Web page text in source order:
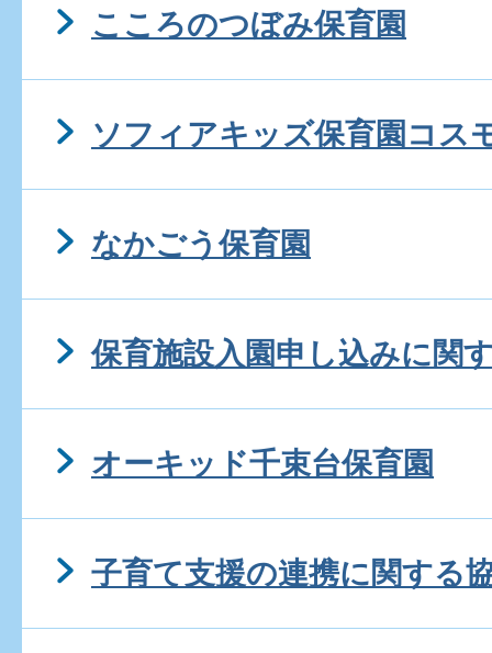
こころのつぼみ保育園
ソフィアキッズ保育園コス
なかごう保育園
保育施設入園申し込みに関
オーキッド千束台保育園
子育て支援の連携に関する